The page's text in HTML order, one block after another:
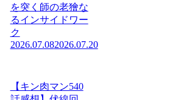
を突く師の老獪な
るインサイドワー
ク
2026.07.082026.07.20
【キン肉マン540